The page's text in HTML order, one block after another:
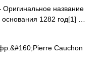
название
1282 год[1] …
Cauchon